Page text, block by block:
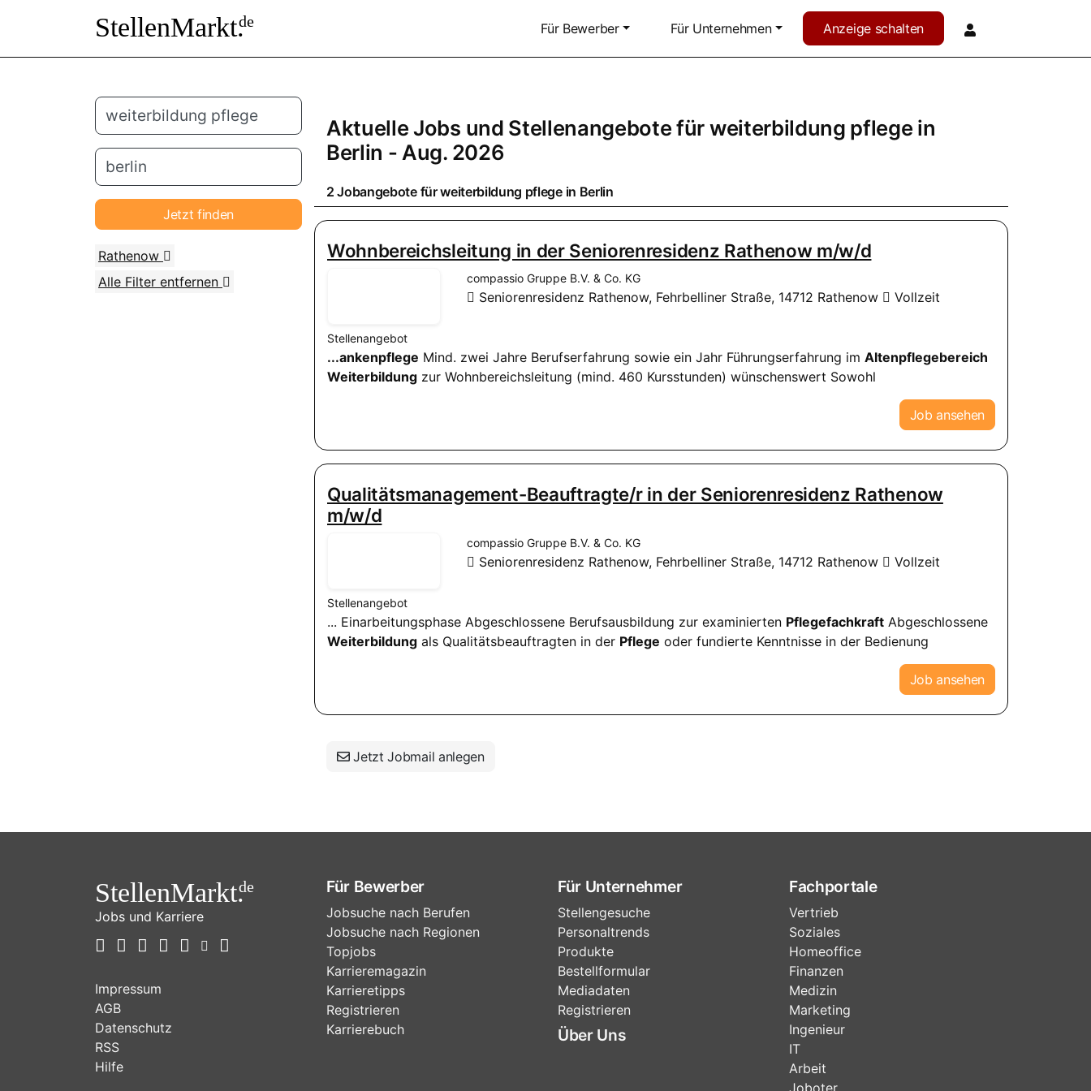
StellenMarkt.de Für Bewerber Für Unternehmen Anzeige schalten
Jetzt finden
Rathenow
Alle Filter entfernen
Aktuelle Jobs und Stellenangebote für weiterbildung pflege in
Berlin - Aug. 2026
2 Jobangebote für weiterbildung pflege in Berlin
Wohnbereichsleitung in der Seniorenresidenz Rathenow m/w/d
compassio Gruppe B.V. & Co. KG
Seniorenresidenz Rathenow, Fehrbelliner Straße, 14712 Rathenow Vollzeit
Stellenangebot
...ankenpflege Mind. zwei Jahre Berufserfahrung sowie ein Jahr Führungserfahrung im Altenpflegebereich
Weiterbildung zur Wohnbereichsleitung (mind. 460 Kursstunden) wünschenswert Sowohl
Job ansehen
Qualitätsmanagement-Beauftragte/r in der Seniorenresidenz Rathenow
m/w/d
compassio Gruppe B.V. & Co. KG
Seniorenresidenz Rathenow, Fehrbelliner Straße, 14712 Rathenow Vollzeit
Stellenangebot
... Einarbeitungsphase Abgeschlossene Berufsausbildung zur examinierten Pflegefachkraft Abgeschlossene
Weiterbildung als Qualitätsbeauftragten in der Pflege oder fundierte Kenntnisse in der Bedienung
Job ansehen
Jetzt Jobmail anlegen
StellenMarkt.de
Jobs und Karriere
Impressum
AGB
Datenschutz
RSS
Hilfe
Für Bewerber
Jobsuche nach Berufen
Jobsuche nach Regionen
Topjobs
Karrieremagazin
Karrieretipps
Registrieren
Karrierebuch
Für Unternehmer
Stellengesuche
Personaltrends
Produkte
Bestellformular
Mediadaten
Registrieren
Über Uns
Fachportale
Vertrieb
Soziales
Homeoffice
Finanzen
Medizin
Marketing
Ingenieur
IT
Arbeit
Joboter